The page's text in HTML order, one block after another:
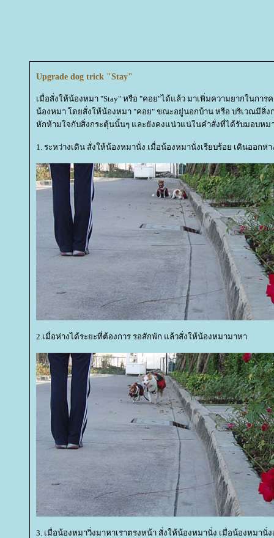
Upgrade dog trick "Stay"
เมื่อสั่งให้น้องหมา "Stay" หรือ "คอย"ได้แล้ว มาเพิ่มความยากในการ
น้องหมา โดยสั่งให้น้องหมา "คอย" ขณะอยู่นอกบ้าน หรือ บริเวณมีสิ่
หักห้ามใจกับสิ่งกระตุ้นนั้นๆ และยังคงแน่วแน่ในคำสั่งที่ได้รับมอบห
1. ระหว่างเดิน สั่งให้น้องหมานั่ง เมื่อน้องหมานั่งเรียบร้อย เดินออก
2.เมื่อห่างได้ระยะที่ต้องการ รอสักพัก แล้วสั่งให้น้องหมามาหา
3. เมื่อน้องหมาวิ่งมาหาเราตรงหน้า สั่งให้น้องหมานั่ง เมื่อน้องหมานั่